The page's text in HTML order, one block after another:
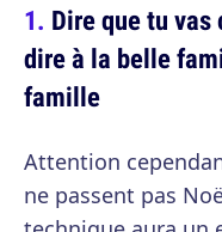
Dire que tu
dire à la belle
famille
Attention
ne passent pas